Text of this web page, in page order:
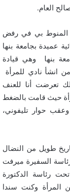
المنوط بي في رفض
عميدة بجامعة بنها
بنها وهي قيادة
انشأ نادي للمرأة
تعرضت أنا للعنف
حيث قامت بالضغط
وعقب حوار تليفوني،
طويل من النضال
السفيرة ميرفت
رئاسة الدكتورة
المرأة وكنت سندا